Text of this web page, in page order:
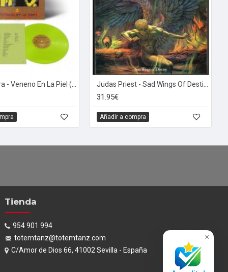
31.95€
Añadir a compra
Tienda
954 901 994
totemtanz@totemtanz.com
C/Amor de Dios 66, 41002 Sevilla - España
×